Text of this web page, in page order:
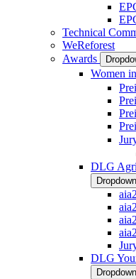
Technical
WeReforest
Awards
Women
DLG
DLG